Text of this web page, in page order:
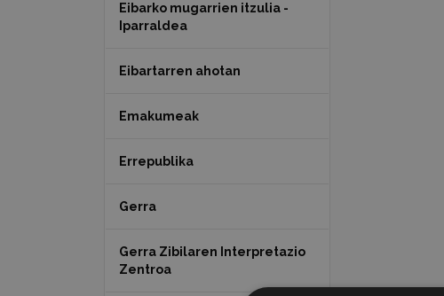
Eibarko mugarrien itzulia -
Iparraldea
Eibartarren ahotan
Emakumeak
Errepublika
Gerra
Gerra Zibilaren Interpretazio
Zentroa